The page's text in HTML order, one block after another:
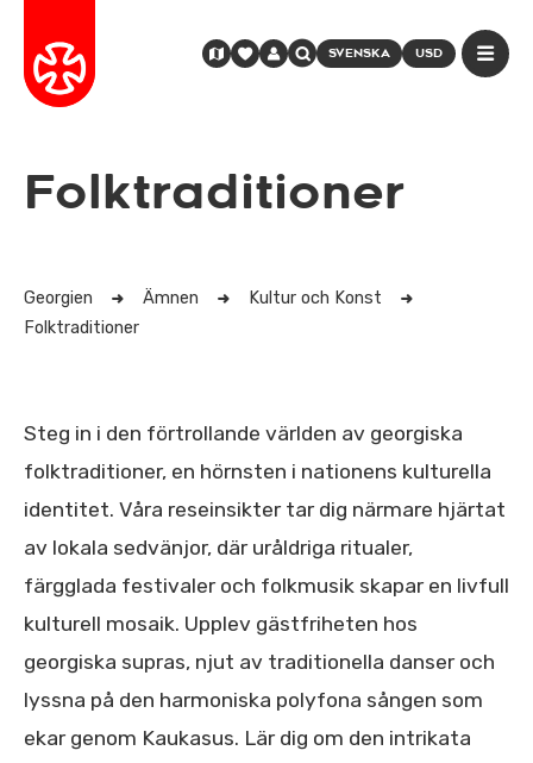
SVENSKA USD
Folktraditioner
Georgien Ämnen
Kultur och Konst
Folktraditioner
Steg in i den förtrollande världen av georgiska
folktraditioner, en hörnsten i nationens kulturella
identitet. Våra reseinsikter tar dig närmare hjärtat
av lokala sedvänjor, där uråldriga ritualer,
färgglada festivaler och folkmusik skapar en livfull
kulturell mosaik. Upplev gästfriheten hos
georgiska supras, njut av traditionella danser och
lyssna på den harmoniska polyfona sången som
ekar genom Kaukasus. Lär dig om den intrikata